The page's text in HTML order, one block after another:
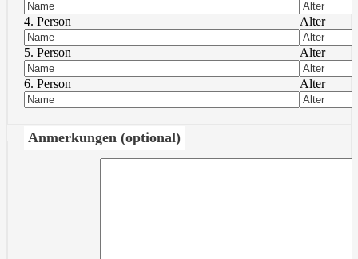
4. Person Alter
5. Person Alter
6. Person Alter
Anmerkungen (optional)